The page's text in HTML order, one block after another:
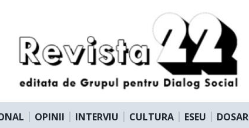
OPINII INTERVIU CULTURA ESEU DOSAR